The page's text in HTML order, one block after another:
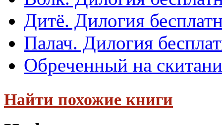
Дитё. Дилогия
Палач. Дилогия
Обреченный на
Найти похожие книги